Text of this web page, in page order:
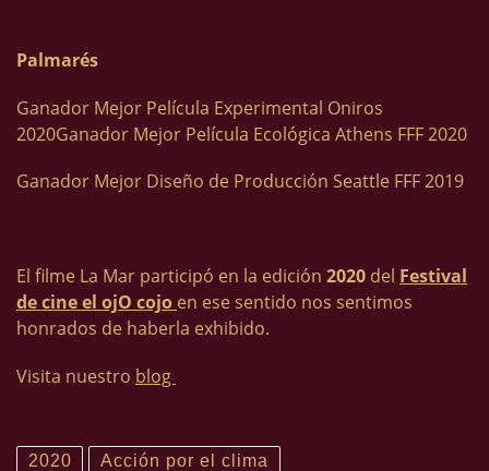
Palmarés
Ganador Mejor Película Experimental Oniros
2020Ganador Mejor Película Ecológica Athens FFF 2020
Ganador Mejor Diseño de Producción Seattle FFF 2019
El filme La Mar participó en la edición 2020 del Festival
de cine el ojO cojo en ese sentido nos sentimos
honrados de haberla exhibido.
Visita nuestro blog
2020 Acción por el clima